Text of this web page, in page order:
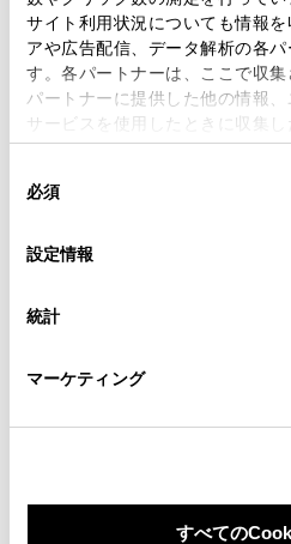
サイト利用状況についても情報
アや広告配信、データ解析の各
す。各パートナーは、ここで収
パートナーに提供した他の情報
サービスを使用したときに収集
使用することがあります。当ウ
デバイスにすべてのCookie(クッ
意したことになります。
設定の変更、同意を撤回したり
「Cookie（クッキー）情報の取
必須
設定情報
統計
マーケティング
すべての
は、自動車検査
用意いただくと
が可能です。
チャットでお
（長期連休などの当